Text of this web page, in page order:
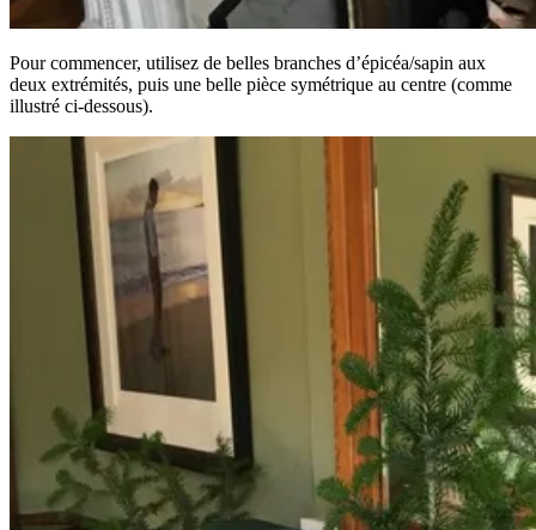
Pour commencer, utilisez de belles branches d’épicéa/sapin aux
deux extrémités, puis une belle pièce symétrique au centre (comme
illustré ci-dessous).